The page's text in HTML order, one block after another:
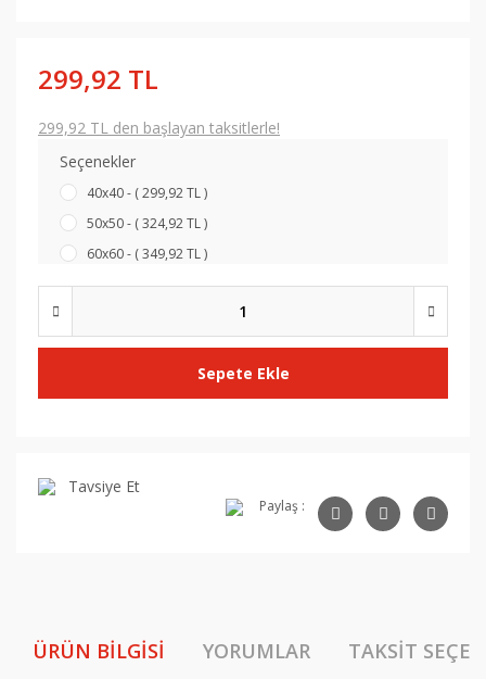
299,92 TL
299,92 TL den başlayan taksitlerle!
Seçenekler
40x40 - ( 299,92 TL )
50x50 - ( 324,92 TL )
60x60 - ( 349,92 TL )
Sepete Ekle
Tavsiye Et
Paylaş :
ÜRÜN BILGISI YORUMLAR TAKSIT